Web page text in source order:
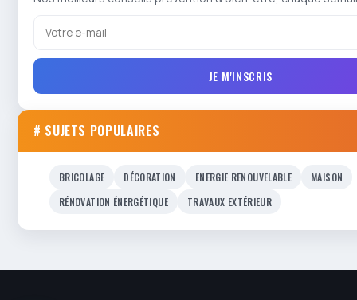
JE M'INSCRIS
# SUJETS POPULAIRES
BRICOLAGE DÉCORATION ENERGIE RENOUVELABLE
MAISON
RÉNOVATION ÉNERGÉTIQUE
TRAVAUX EXTÉRIEUR